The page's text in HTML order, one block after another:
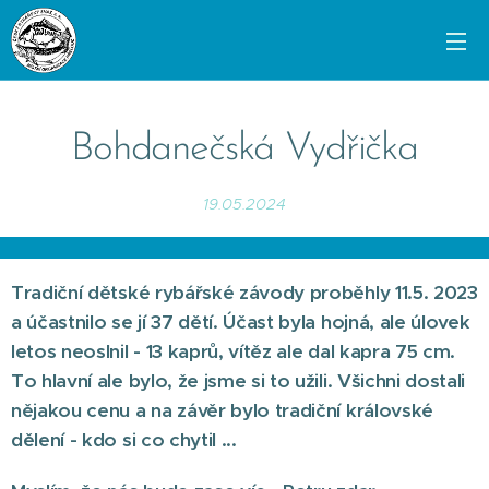
Bohdanečská Vydřička
19.05.2024
Tradiční dětské rybářské závody proběhly 11.5. 2023
a účastnilo se jí 37 dětí. Účast byla hojná, ale úlovek
letos neoslnil - 13 kaprů, vítěz ale dal kapra 75 cm.
To hlavní ale bylo, že jsme si to užili. Všichni dostali
nějakou cenu a na závěr bylo tradiční královské
dělení - kdo si co chytil ...